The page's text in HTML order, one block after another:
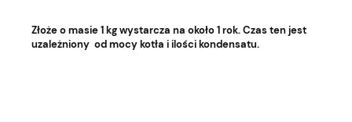
Złoże o masie 1 kg wystarcza na około 1 rok. Czas ten jest
uzależniony od mocy kotła i ilości kondensatu.